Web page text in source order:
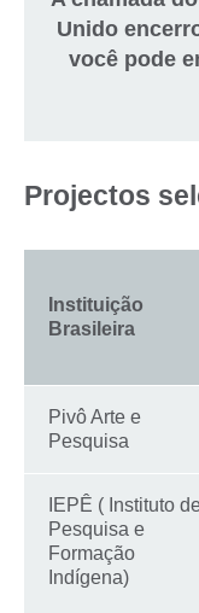
Unido
você pode
Projectos
Instituição
Brasileira
Pivô Arte e
Pesquisa
IEPÊ ( Instituto
Pesquisa e
Formação
Indígena)